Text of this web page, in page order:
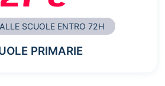
SCUOLE ENTRO 72H
PRIMARIE